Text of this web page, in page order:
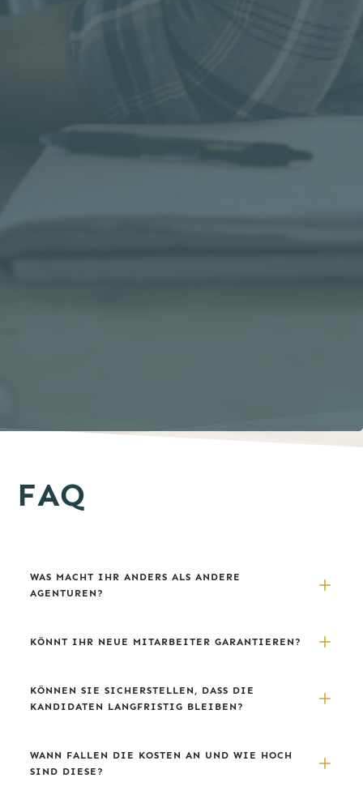
FAQ
WAS MACHT IHR ANDERS ALS ANDERE
AGENTUREN?
KÖNNT IHR NEUE MITARBEITER GARANTIEREN?
KÖNNEN SIE SICHERSTELLEN, DASS DIE
KANDIDATEN LANGFRISTIG BLEIBEN?
WANN FALLEN DIE KOSTEN AN UND WIE HOCH
SIND DIESE?